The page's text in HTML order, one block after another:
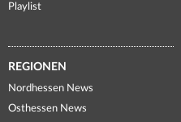
Playlist
REGIONEN
Nordhessen News
Osthessen News